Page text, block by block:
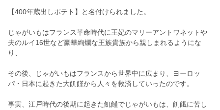
【400年蔵出しポテト】と名付けられました。
じゃがいもはフランス革命時代に王妃のマリーアントワネットや
夫のルイ16世など豪華絢爛な王族貴族から親しまれるようにな
り、
その後、じゃがいもはフランスから世界中に広まり、ヨーロッ
パ・日本に起きた大飢饉から人々を救済していったのです。
事実、江戸時代の後期に起きた飢饉でじゃがいもは、飢餓に苦し